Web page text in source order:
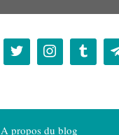
A propos du blog